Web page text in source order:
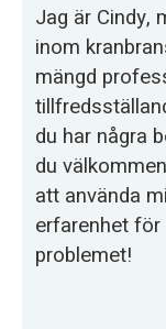
Jag är Cindy,
inom
mängd
du har några
du
att använda
erfarenhet
problemet!